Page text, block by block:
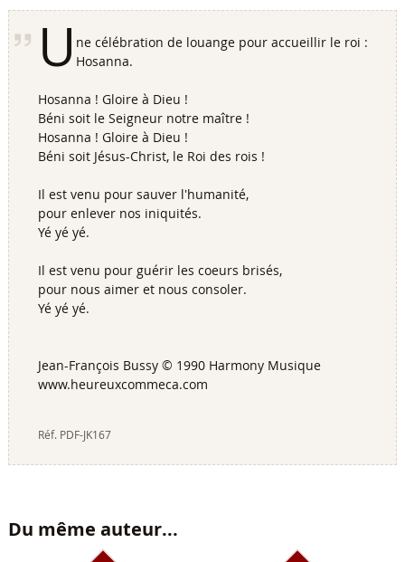
U ne célébration de louange pour accueillir le roi :
Hosanna.
Hosanna ! Gloire à Dieu !
Béni soit le Seigneur notre maître !
Hosanna ! Gloire à Dieu !
Béni soit Jésus-Christ, le Roi des rois !
Il est venu pour sauver l'humanité,
pour enlever nos iniquités.
Yé yé yé.
Il est venu pour guérir les coeurs brisés,
pour nous aimer et nous consoler.
Yé yé yé.
Jean-François Bussy © 1990 Harmony Musique
www.heureuxcommeca.com
Réf. PDF-JK167
Du même auteur...